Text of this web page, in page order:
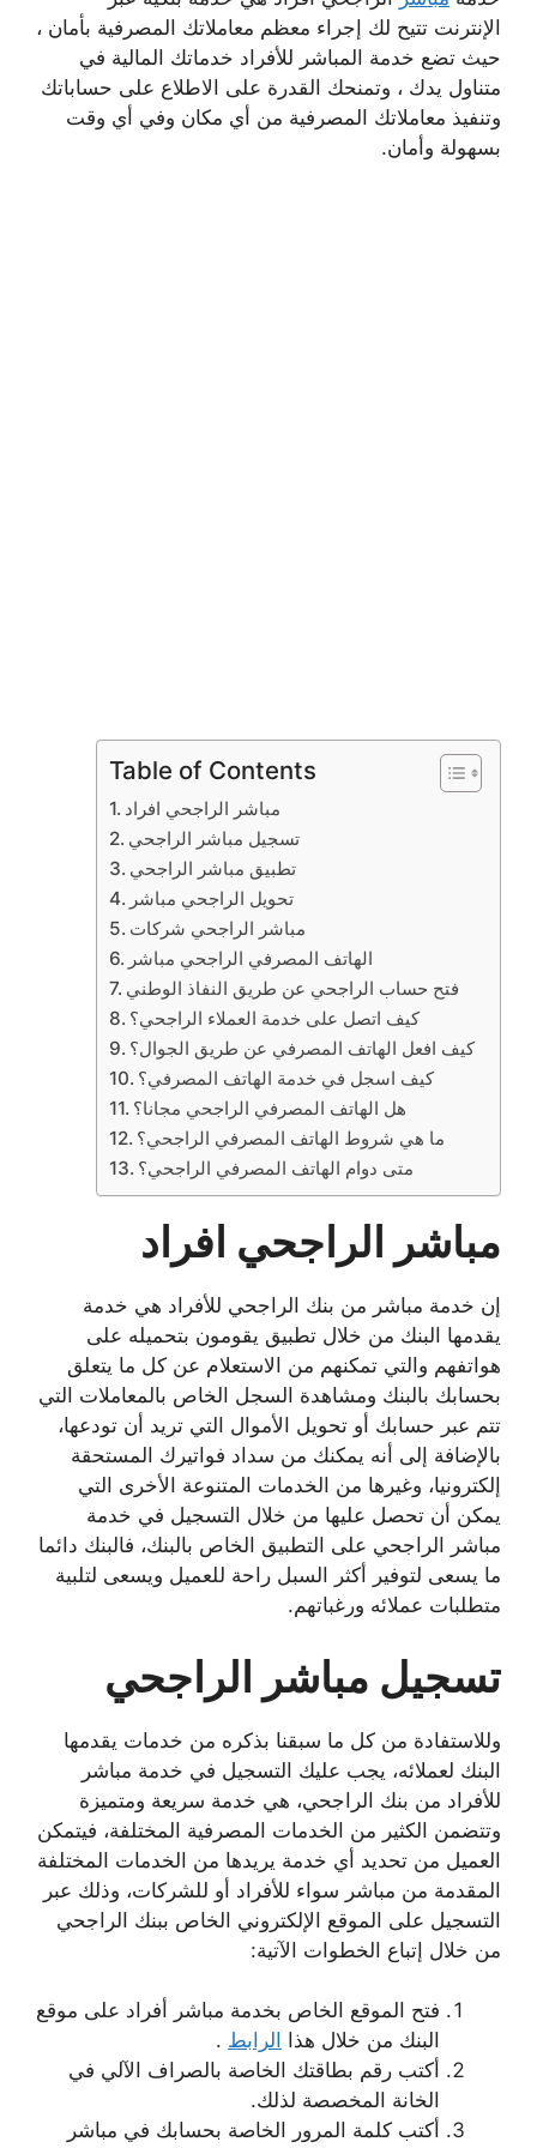
الإنترنت تتيح لك إجراء معظم معاملاتك المصرفية بأمان ،
حيث تضع خدمة المباشر للأفراد خدماتك المالية في
متناول يدك ، وتمنحك القدرة على الاطلاع على حساباتك
وتنفيذ معاملاتك المصرفية من أي مكان وفي أي وقت
بسهولة وأمان.
Table of Contents
مباشر الراجحي افراد
تسجيل مباشر الراجحي
تطبيق مباشر الراجحي
تحويل الراجحي مباشر
مباشر الراجحي شركات
الهاتف المصرفي الراجحي مباشر
فتح حساب الراجحي عن طريق النفاذ الوطني
كيف اتصل على خدمة العملاء الراجحي؟
كيف افعل الهاتف المصرفي عن طريق الجوال؟
كيف اسجل في خدمة الهاتف المصرفي؟
هل الهاتف المصرفي الراجحي مجانا؟
ما هي شروط الهاتف المصرفي الراجحي؟
متى دوام الهاتف المصرفي الراجحي؟
مباشر الراجحي افراد
إن خدمة مباشر من بنك الراجحي للأفراد هي خدمة
يقدمها البنك من خلال تطبيق يقومون بتحميله على
هواتفهم والتي تمكنهم من الاستعلام عن كل ما يتعلق
بحسابك بالبنك ومشاهدة السجل الخاص بالمعاملات التي
تتم عبر حسابك أو تحويل الأموال التي تريد أن تودعها،
بالإضافة إلى أنه يمكنك من سداد فواتيرك المستحقة
إلكترونيا، وغيرها من الخدمات المتنوعة الأخرى التي
يمكن أن تحصل عليها من خلال التسجيل في خدمة
مباشر الراجحي على التطبيق الخاص بالبنك، فالبنك دائما
ما يسعى لتوفير أكثر السبل راحة للعميل ويسعى لتلبية
متطلبات عملائه ورغباتهم.
تسجيل مباشر الراجحي
وللاستفادة من كل ما سبقنا بذكره من خدمات يقدمها
البنك لعملائه، يجب عليك التسجيل في خدمة مباشر
للأفراد من بنك الراجحي، هي خدمة سريعة ومتميزة
وتتضمن الكثير من الخدمات المصرفية المختلفة، فيتمكن
العميل من تحديد أي خدمة يريدها من الخدمات المختلفة
المقدمة من مباشر سواء للأفراد أو للشركات، وذلك عبر
التسجيل على الموقع الإلكتروني الخاص ببنك الراجحي
من خلال إتباع الخطوات الآتية:
فتح الموقع الخاص بخدمة مباشر أفراد على موقع
البنك من خلال هذا
الرابط .
أكتب رقم بطاقتك الخاصة بالصراف الآلي في
الخانة المخصصة لذلك.
أكتب كلمة المرور الخاصة بحسابك في مباشر